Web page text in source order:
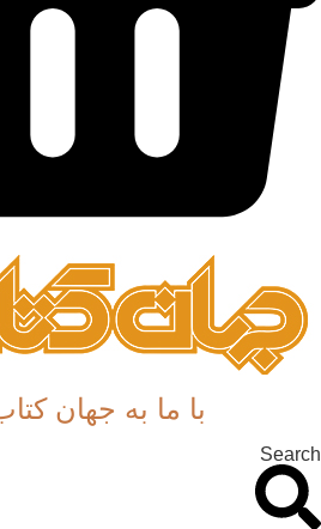
با ما به جهان
Search